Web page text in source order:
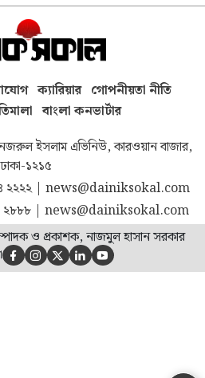
ক্যারিয়ার গোপনীয়তা নীতি
বাংলা কনভার্টার
নজরুল ইসলাম এভিনিউ, কারওয়ান বাজার,
ঢাকা-১২১৫
২২২২| news@dainiksokal.com
| news@dainiksokal.com
ও প্রকাশক, নাজমুল হাসান সরকার
    